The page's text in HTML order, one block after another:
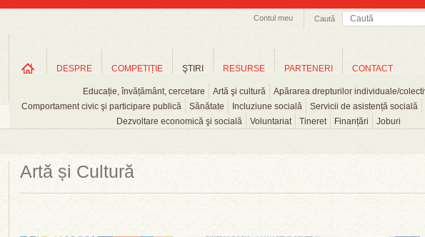
Caută
Contul meu
DESPRE COMPETIȚIE ŞTIRI
Educație, învățământ, cercetare Artă şi cultură
Apărarea drepturilor individuale/
Comportament civic şi participare publică
Sănătate Incluziune socială Servicii de asistență socială
Dezvoltare economică şi socială
Voluntariat Tineret Finanțări Joburi
RESURSE PARTENERI CONTACT
Artă și Cultură